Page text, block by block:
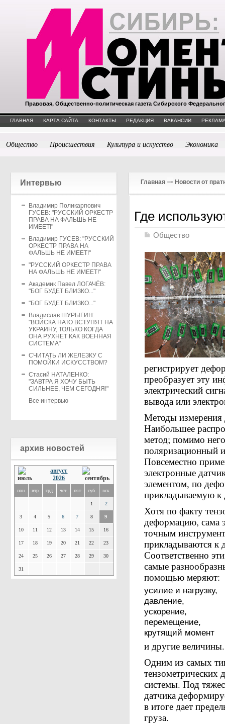
Правовая, Общественно-политическая газета Сибирского
ГЛАВНАЯ КАРТА САЙТА КОНТАКТЫ РЕДАКЦИЯ ВАКАНСИИ
Общество Происшествия Культура и искусство Экономика
Интервью
Владимир Поликарпович
ГУСЕВ: "РУССКИЙ ОРКЕСТР
ПРАВА НА ФАЛЬШЬ НЕ
ИМЕЕТ!"
Владимир ГУСЕВ: "РУССКИЙ
ОРКЕСТР ПРАВА НА
ФАЛЬШЬ НЕ ИМЕЕТ!"
"РУССКИЙ ОРКЕСТР ПРАВА
НА ФАЛЬШЬ НЕ ИМЕЕТ!"
Академик Павел ЛОГАЧЁВ:
"БОГ БУДЕТ БЛИЗКО..."
"БОГ БУДЕТ БЛИЗКО..."
Владислав ШУРЫГИН:
"ВОЙСКА НАТО ВСТУПЯТ НА
УКРАИНУ, ТОЛЬКО КОГДА
ОНА РУХНЕТ КАК ВОЕННАЯ
СИСТЕМА"
СЧИТАТЬ ЛИ ЖЕЛЕЗКУ С
ПОМОЙКИ ИСКУССТВОМ?
Стасий НАТАЛЕНКО:
"ЗАВТРА Я ХОЧУ БЫТЬ
СИЛЬНЕЕ, ЧЕМ СЕГОДНЯ!"
Все интервью
архив новостей
август
2026
пон втр срд чет пят суб вск
1 2
3 4 5 6 7 8 9
10 11 12 13 14 15 16
17 18 19 20 21 22 23
24 25 26 27 28 29 30
31
Главная Новости от
Где
Общество
регистрирует
преобразует эту
электрический
вывода или
Методы
Наибольшее
метод; помимо
поляризационный
Повсеместно
электронные
элементом, по
прикладываемую к
Хотя по факту
деформацию, сама
точным
прикладываются к
Соответственно
самые
помощью меряют:
усилие и нагрузку,
давление,
ускорение,
перемещение,
крутящий момент
и другие величины.
Одним из самых
тензометрических
системы. Под
датчика
в итоге дает
груза.